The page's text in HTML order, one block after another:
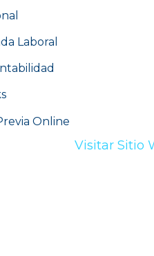
Laboral
Online
Visitar Sitio